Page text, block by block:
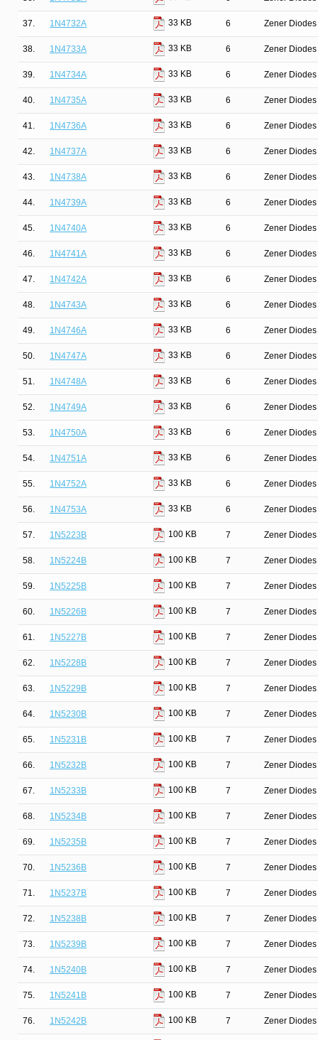
37. 1N4732A 33 KB 6 Zener
38. 1N4733A 33 KB 6 Zener
39. 1N4734A 33 KB 6 Zener
40. 1N4735A 33 KB 6 Zener
41. 1N4736A 33 KB 6 Zener
42. 1N4737A 33 KB 6 Zener
43. 1N4738A 33 KB 6 Zener
44. 1N4739A 33 KB 6 Zener
45. 1N4740A 33 KB 6 Zener
46. 1N4741A 33 KB 6 Zener
47. 1N4742A 33 KB 6 Zener
48. 1N4743A 33 KB 6 Zener
49. 1N4746A 33 KB 6 Zener
50. 1N4747A 33 KB 6 Zener
51. 1N4748A 33 KB 6 Zener
52. 1N4749A 33 KB 6 Zener
53. 1N4750A 33 KB 6 Zener
54. 1N4751A 33 KB 6 Zener
55. 1N4752A 33 KB 6 Zener
56. 1N4753A 33 KB 6 Zener
57. 1N5223B 100 KB 7 Zener
58. 1N5224B 100 KB 7 Zener
59. 1N5225B 100 KB 7 Zener
60. 1N5226B 100 KB 7 Zener
61. 1N5227B 100 KB 7 Zener
62. 1N5228B 100 KB 7 Zener
63. 1N5229B 100 KB 7 Zener
64. 1N5230B 100 KB 7 Zener
65. 1N5231B 100 KB 7 Zener
66. 1N5232B 100 KB 7 Zener
67. 1N5233B 100 KB 7 Zener
68. 1N5234B 100 KB 7 Zener
69. 1N5235B 100 KB 7 Zener
70. 1N5236B 100 KB 7 Zener
71. 1N5237B 100 KB 7 Zener
72. 1N5238B 100 KB 7 Zener
73. 1N5239B 100 KB 7 Zener
74. 1N5240B 100 KB 7 Zener
75. 1N5241B 100 KB 7 Zener
76. 1N5242B 100 KB 7 Zener